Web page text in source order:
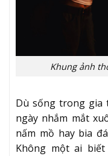
Khung ảnh
Dù sống trong gia
ngày nhắm mắt
nấm mồ hay bia
Không một ai